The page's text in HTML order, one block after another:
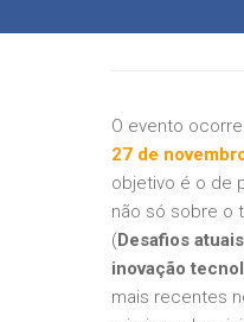
O evento
27 de
objetivo é o de
não só sobre o
(Desafios
inovação
mais recentes